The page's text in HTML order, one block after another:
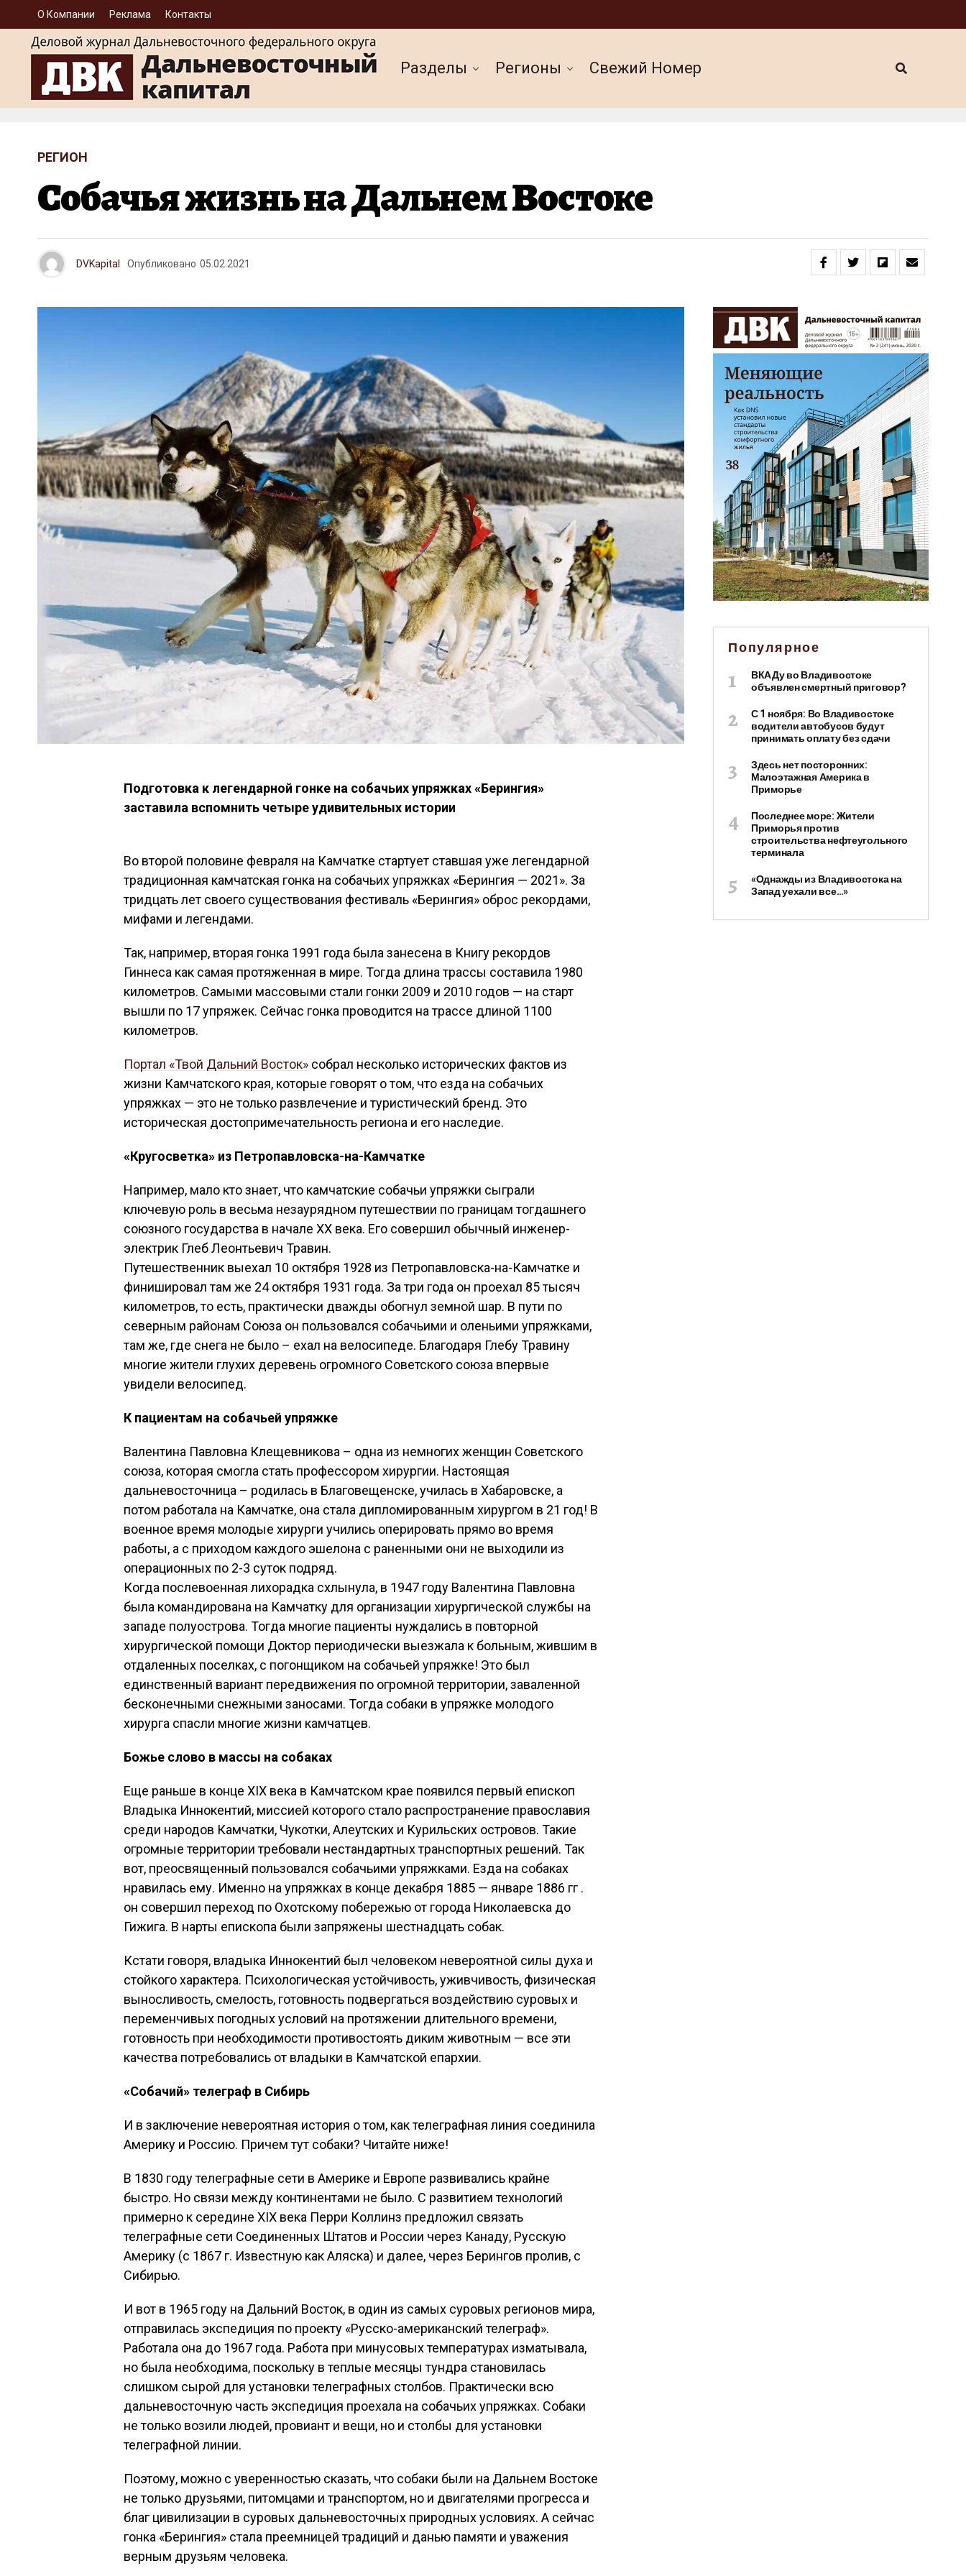
О Компании Реклама Контакты
Разделы Регионы Cвежий Номер
РЕГИОН
Собачья жизнь на Дальнем Востоке
DVKapital Опубликовано 05.02.2021
Подготовка к легендарной гонке на собачьих упряжках «Берингия»
заставила вспомнить четыре удивительных истории
Во второй половине февраля на Камчатке стартует ставшая уже легендарной
традиционная камчатская гонка на собачьих упряжках «Берингия — 2021». За
тридцать лет своего существования фестиваль «Берингия» оброс рекордами,
мифами и легендами.
Так, например, вторая гонка 1991 года была занесена в Книгу рекордов
Гиннеса как самая протяженная в мире. Тогда длина трассы составила 1980
километров. Самыми массовыми стали гонки 2009 и 2010 годов — на старт
вышли по 17 упряжек. Сейчас гонка проводится на трассе длиной 1100
километров.
Портал «Твой Дальний Восток» собрал несколько исторических фактов из
жизни Камчатского края, которые говорят о том, что езда на собачьих
упряжках — это не только развлечение и туристический бренд. Это
историческая достопримечательность региона и его наследие.
«Кругосветка» из Петропавловска-на-Камчатке
Например, мало кто знает, что камчатские собачьи упряжки сыграли
ключевую роль в весьма незаурядном путешествии по границам тогдашнего
союзного государства в начале XX века. Его совершил обычный инженер-
электрик Глеб Леонтьевич Травин.
Путешественник выехал 10 октября 1928 из Петропавловска-на-Камчатке и
финишировал там же 24 октября 1931 года. За три года он проехал 85 тысяч
километров, то есть, практически дважды обогнул земной шар. В пути по
северным районам Союза он пользовался собачьими и оленьими упряжками,
там же, где снега не было – ехал на велосипеде. Благодаря Глебу Травину
многие жители глухих деревень огромного Советского союза впервые
увидели велосипед.
К пациентам на собачьей упряжке
Валентина Павловна Клещевникова – одна из немногих женщин Советского
союза, которая смогла стать профессором хирургии. Настоящая
дальневосточница – родилась в Благовещенске, училась в Хабаровске, а
потом работала на Камчатке, она стала дипломированным хирургом в 21 год! В
военное время молодые хирурги учились оперировать прямо во время
работы, а с приходом каждого эшелона с раненными они не выходили из
операционных по 2-3 суток подряд.
Когда послевоенная лихорадка схлынула, в 1947 году Валентина Павловна
была командирована на Камчатку для организации хирургической службы на
западе полуострова. Тогда многие пациенты нуждались в повторной
хирургической помощи Доктор периодически выезжала к больным, жившим в
отдаленных поселках, с погонщиком на собачьей упряжке! Это был
единственный вариант передвижения по огромной территории, заваленной
бесконечными снежными заносами. Тогда собаки в упряжке молодого
хирурга спасли многие жизни камчатцев.
Божье слово в массы на собаках
Еще раньше в конце XIX века в Камчатском крае появился первый епископ
Владыка Иннокентий, миссией которого стало распространение православия
среди народов Камчатки, Чукотки, Алеутских и Курильских островов. Такие
огромные территории требовали нестандартных транспортных решений. Так
вот, преосвященный пользовался собачьими упряжками. Езда на собаках
нравилась ему. Именно на упряжках в конце декабря 1885 — январе 1886 гг .
он совершил переход по Охотскому побережью от города Николаевска до
Гижига. В нарты епископа были запряжены шестнадцать собак.
Кстати говоря, владыка Иннокентий был человеком невероятной силы духа и
стойкого характера. Психологическая устойчивость, уживчивость, физическая
выносливость, смелость, готовность подвергаться воздействию суровых и
переменчивых погодных условий на протяжении длительного времени,
готовность при необходимости противостоять диким животным — все эти
качества потребовались от владыки в Камчатской епархии.
«Собачий» телеграф в Сибирь
И в заключение невероятная история о том, как телеграфная линия соединила
Америку и Россию. Причем тут собаки? Читайте ниже!
В 1830 году телеграфные сети в Америке и Европе развивались крайне
быстро. Но связи между континентами не было. С развитием технологий
примерно к середине XIX века Перри Коллинз предложил связать
телеграфные сети Соединенных Штатов и России через Канаду, Русскую
Америку (с 1867 г. Известную как Аляска) и далее, через Берингов пролив, с
Сибирью.
И вот в 1965 году на Дальний Восток, в один из самых суровых регионов мира,
отправилась экспедиция по проекту «Русско-американский телеграф».
Работала она до 1967 года. Работа при минусовых температурах изматывала,
но была необходима, поскольку в теплые месяцы тундра становилась
слишком сырой для установки телеграфных столбов. Практически всю
дальневосточную часть экспедиция проехала на собачьих упряжках. Собаки
не только возили людей, провиант и вещи, но и столбы для установки
телеграфной линии.
Поэтому, можно с уверенностью сказать, что собаки были на Дальнем Востоке
не только друзьями, питомцами и транспортом, но и двигателями прогресса и
благ цивилизации в суровых дальневосточных природных условиях. А сейчас
гонка «Берингия» стала преемницей традиций и данью памяти и уважения
верным друзьям человека.
Популярное
ВКАДу во Владивостоке
объявлен смертный приговор?
С 1 ноября: Во Владивостоке
водители автобусов будут
принимать оплату без сдачи
Здесь нет посторонних:
Малоэтажная Америка в
Приморье
Последнее море: Жители
Приморья против
строительства нефтеугольного
терминала
«Однажды из Владивостока на
Запад уехали все…»